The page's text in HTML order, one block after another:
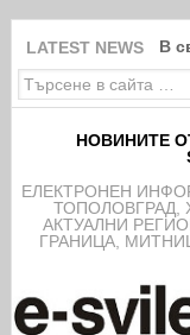
LATEST NEWS В
НОВИНИТЕ
EЛЕКТРОНЕН
ТОПОЛОВГРАД,
АКТУАЛНИ
ГРАНИЦА,